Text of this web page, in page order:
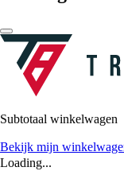
Subtotaal winkelwagen
Bekijk mijn
Loading...